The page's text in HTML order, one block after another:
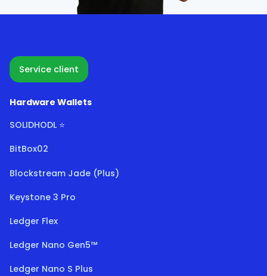
Service client
Hardware Wallets
SOLIDHODL ⭐
BitBox02
Blockstream Jade (Plus)
Keystone 3 Pro
Ledger Flex
Ledger Nano Gen5™
Ledger Nano S Plus